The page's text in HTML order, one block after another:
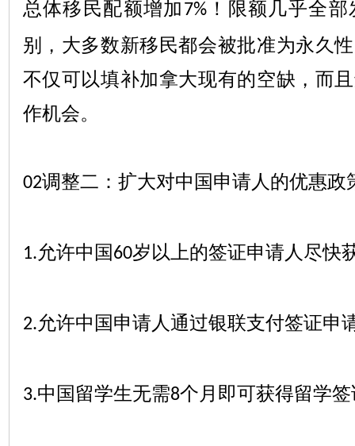
总体移民配额增加 7%！限额几乎全部
别，大多数新移民都会被批准为永久
不仅可以填补加拿大现有的空缺，而
作机会。
02调整二：扩大对中国申请人的优惠政
1.允许中国 60岁以上的签证申请人尽快
2.允许中国申请人通过银联支付签证申
3.中国留学生无需8个月即可获得留学